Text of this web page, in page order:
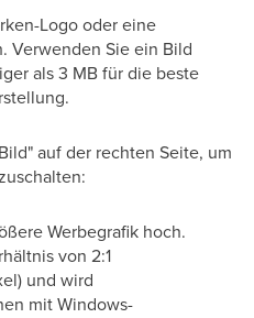
Logo oder eine
Verwenden Sie ein Bild
als 3 MB für die beste
auf der rechten Seite, um
Werbegrafik hoch.
von 2:1
und wird
mit Windows-